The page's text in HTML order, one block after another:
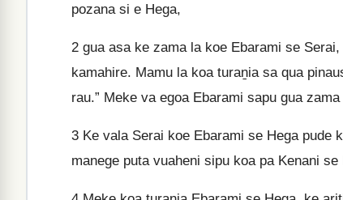
pozana si e Hega,
2 gua asa ke zama la koe Ebarami se
kamahire. Mamu la koa turaṉia sa qua
rau.” Meke va egoa Ebarami sapu gua
3 Ke vala Serai koe Ebarami se Hega pude
manege puta vuaheni sipu koa pa Kenani se